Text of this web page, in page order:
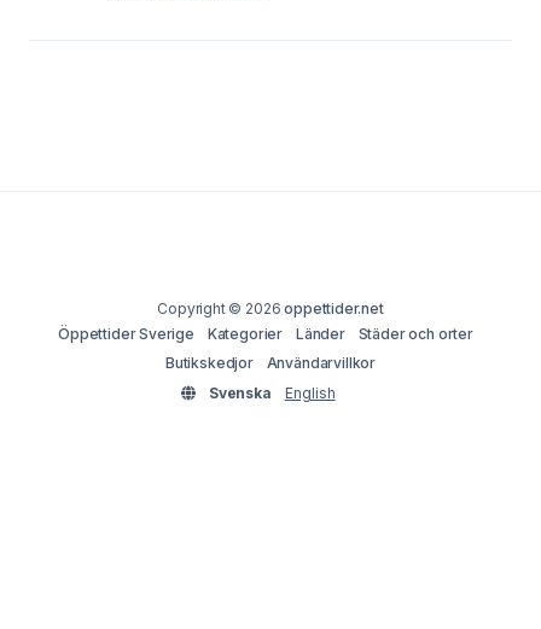
Copyright © 2026oppettider.net
Öppettider Sverige
Kategorier Länder
Städer och orter
Butikskedjor
Användarvillkor
Svenska
English